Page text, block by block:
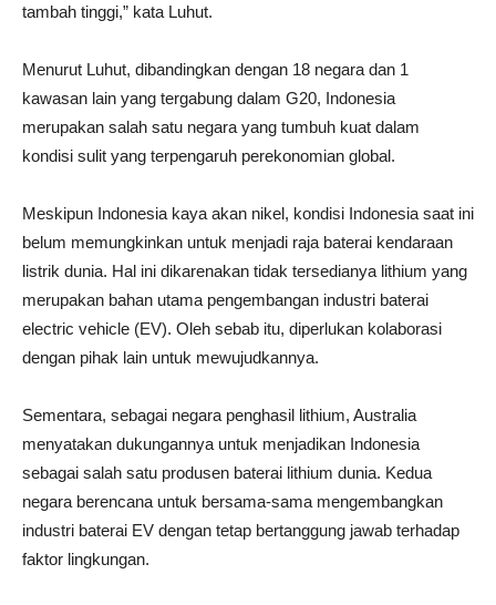
tambah tinggi,” kata Luhut.
Menurut Luhut, dibandingkan dengan 18 negara dan 1
kawasan lain yang tergabung dalam G20, Indonesia
merupakan salah satu negara yang tumbuh kuat dalam
kondisi sulit yang terpengaruh perekonomian global.
Meskipun Indonesia kaya akan nikel, kondisi Indonesia saat ini
belum memungkinkan untuk menjadi raja baterai kendaraan
listrik dunia. Hal ini dikarenakan tidak tersedianya lithium yang
merupakan bahan utama pengembangan industri baterai
electric vehicle (EV). Oleh sebab itu, diperlukan kolaborasi
dengan pihak lain untuk mewujudkannya.
Sementara, sebagai negara penghasil lithium, Australia
menyatakan dukungannya untuk menjadikan Indonesia
sebagai salah satu produsen baterai lithium dunia. Kedua
negara berencana untuk bersama-sama mengembangkan
industri baterai EV dengan tetap bertanggung jawab terhadap
faktor lingkungan.